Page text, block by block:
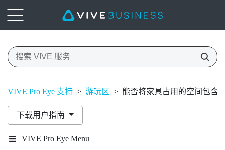
VIVE Pro Eye 支持 > 游玩区 > 能否将家具占用的空间包含
下载用户指南
VIVE Pro Eye Menu